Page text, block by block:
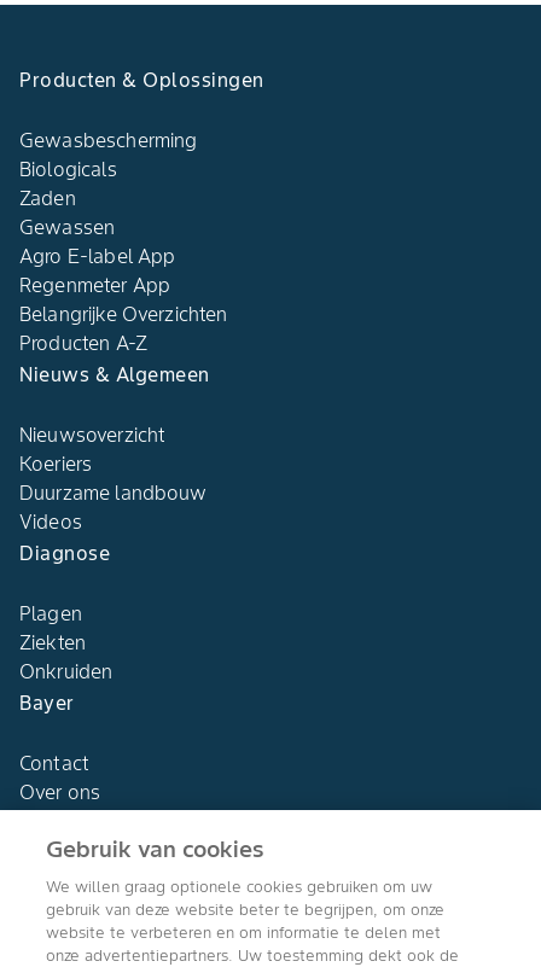
Producten & Oplossingen
Gewasbescherming
Biologicals
Zaden
Gewassen
Agro E-label App
Regenmeter App
Belangrijke Overzichten
Producten A-Z
Nieuws & Algemeen
Nieuwsoverzicht
Koeriers
Duurzame landbouw
Videos
Diagnose
Plagen
Ziekten
Onkruiden
Bayer
Contact
Over ons
Agro Bayer
Nederland
Gebruik van cookies
We willen graag optionele cookies gebruiken om uw
gebruik van deze website beter te begrijpen, om onze
website te verbeteren en om informatie te delen met
onze advertentiepartners. Uw toestemming dekt ook de